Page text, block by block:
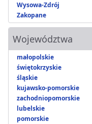
Wysowa-Zdrój
Zakopane
Województwa
małopolskie
świętokrzyskie
śląskie
kujawsko-pomorskie
zachodniopomorskie
lubelskie
pomorskie